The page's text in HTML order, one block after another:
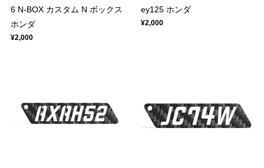
6 N-BOX カスタム N ボックス
ホンダ
¥2,000
ey125 ホンダ
¥2,000